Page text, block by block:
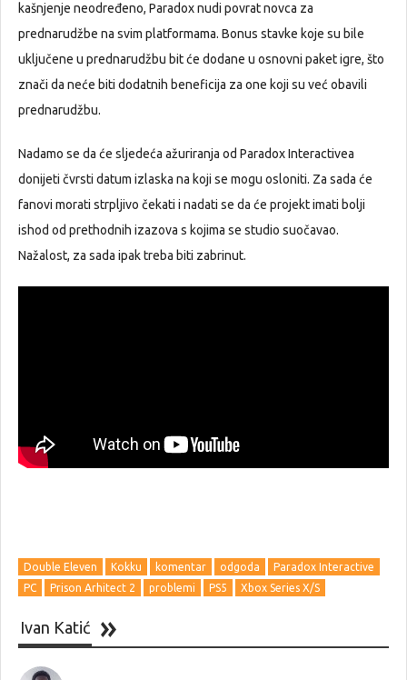
kašnjenje neodređeno, Paradox nudi povrat novca za
prednarudžbe na svim platformama. Bonus stavke koje su bile
uključene u prednarudžbu bit će dodane u osnovni paket igre, što
znači da neće biti dodatnih beneficija za one koji su već obavili
prednarudžbu.
Nadamo se da će sljedeća ažuriranja od Paradox Interactivea
donijeti čvrsti datum izlaska na koji se mogu osloniti. Za sada će
fanovi morati strpljivo čekati i nadati se da će projekt imati bolji
ishod od prethodnih izazova s kojima se studio suočavao.
Nažalost, za sada ipak treba biti zabrinut.
Double Eleven Kokku komentar odgoda
Paradox Interactive
PC
Prison Arhitect 2 problemi PS5 Xbox Series X/S
Ivan Katić